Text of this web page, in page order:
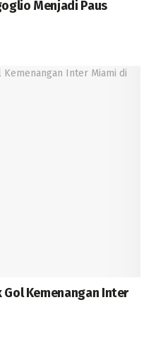
Menjadi Paus
Gol Kemenangan Inter